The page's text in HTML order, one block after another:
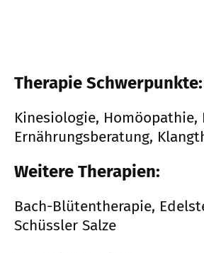
Therapie Schwerpunkte:
Kinesiologie, Homöopathie,
Ernährungsberatung,
Weitere Therapien:
Bach-Blütentherapie,
Schüssler Salze